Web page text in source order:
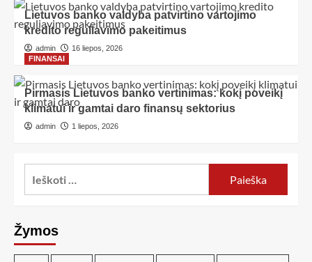
Lietuvos banko valdyba patvirtino vartojimo
kredito reguliavimo pakeitimus
admin
16 liepos, 2026
FINANSAI
Pirmasis Lietuvos banko vertinimas: kokį poveikį
klimatui ir gamtai daro finansų sektorius
admin 1 liepos, 2026
Žymos